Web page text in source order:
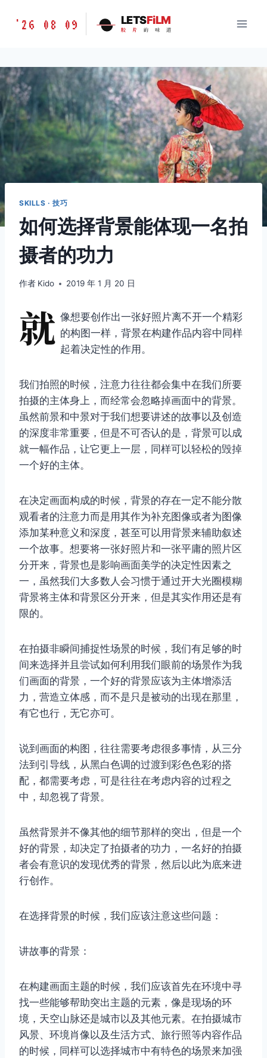
胶
味
道
LETSFILM
'26 08 09 LETSFiLM
胶 片 的 味 道
SKILLS · 技巧
如何选择背景能体现一名拍
摄者的功力
作者 Kido 2019 年 1 月 20 日
就 像想要创作出一张好照片离不开一个精彩
的构图一样，背景在构建作品内容中同样
起着决定性的作用。
我们拍照的时候，注意力往往都会集中在我们所要
拍摄的主体身上，而经常会忽略掉画面中的背景。
虽然前景和中景对于我们想要讲述的故事以及创造
的深度非常重要，但是不可否认的是，背景可以成
就一幅作品，让它更上一层，同样可以轻松的毁掉
一个好的主体。
在决定画面构成的时候，背景的存在一定不能分散
观看者的注意力而是用其作为补充图像或者为图像
添加某种意义和深度，甚至可以用背景来辅助叙述
一个故事。想要将一张好照片和一张平庸的照片区
分开来，背景也是影响画面美学的决定性因素之
一，虽然我们大多数人会习惯于通过开大光圈模糊
背景将主体和背景区分开来，但是其实作用还是有
限的。
在拍摄非瞬间捕捉性场景的时候，我们有足够的时
间来选择并且尝试如何利用我们眼前的场景作为我
们画面的背景，一个好的背景应该为主体增添活
力，营造立体感，而不是只是被动的出现在那里，
有它也行，无它亦可。
说到画面的构图，往往需要考虑很多事情，从三分
法到引导线，从黑白色调的过渡到彩色色彩的搭
配，都需要考虑，可是往往在考虑内容的过程之
中，却忽视了背景。
虽然背景并不像其他的细节那样的突出，但是一个
好的背景，却决定了拍摄者的功力，一名好的拍摄
者会有意识的发现优秀的背景，然后以此为底来进
行创作。
在选择背景的时候，我们应该注意这些问题：
讲故事的背景：
在构建画面主题的时候，我们应该首先在环境中寻
找一些能够帮助突出主题的元素，像是现场的环
境，天空山脉还是城市以及其他元素。在拍摄城市
风景、环境肖像以及生活方式、旅行照等内容作品
的时候，同样可以选择城市中有特色的场景来加强